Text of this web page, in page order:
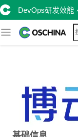
DevOps研发效能